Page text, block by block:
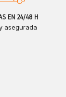
EN 24/48 H
asegurada